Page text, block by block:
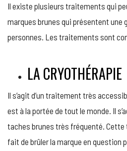
Il existe plusieurs traitements qui
marques brunes qui présentent une
personnes. Les traitements sont
LA CRYOTHÉRAPIE
Il s’agit d’un traitement très
est à la portée de tout le monde. Il
taches brunes très fréquenté. Cette
fait de brûler la marque en question